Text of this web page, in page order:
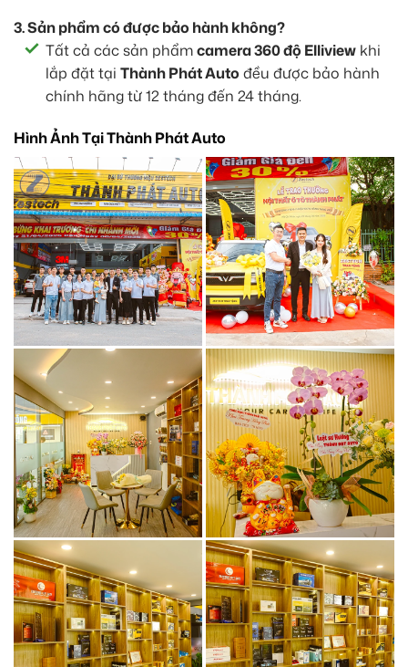
3. Sản phẩm có được bảo hành không?
Tất cả các sản phẩmcamera 360 độ Elliview khi
lắp đặt tại Thành Phát Auto đều được bảo hành
chính hãng từ 12 tháng đến 24 tháng.
Hình Ảnh Tại Thành Phát Auto